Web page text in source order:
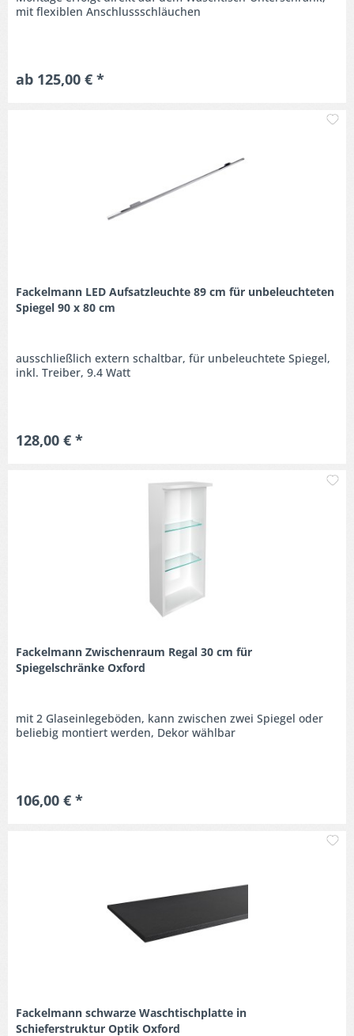
mit flexiblen Anschlussschläuchen
ab 125,00 € *
Fackelmann LED Aufsatzleuchte 89 cm für unbeleuchteten
Spiegel 90 x 80 cm
ausschließlich extern schaltbar, für unbeleuchtete Spiegel,
inkl. Treiber, 9.4 Watt
128,00 € *
Fackelmann Zwischenraum Regal 30 cm für
Spiegelschränke Oxford
mit 2 Glaseinlegeböden, kann zwischen zwei Spiegel oder
beliebig montiert werden, Dekor wählbar
106,00 € *
Fackelmann schwarze Waschtischplatte in
Schieferstruktur Optik Oxford